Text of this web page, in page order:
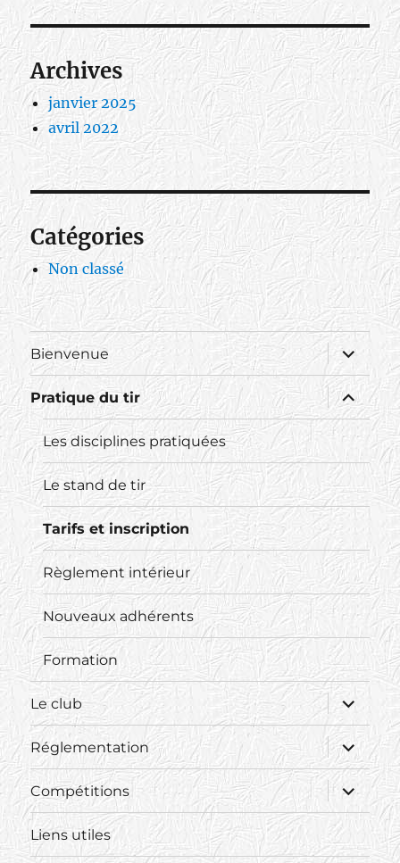
Archives
janvier 2025
avril 2022
Catégories
Non classé
Bienvenue
ouvrir
le
sous-
menu
Pratique du tir
ouvrir
le
sous-
menu
Les disciplines pratiquées
Le stand de tir
Tarifs et inscription
Règlement intérieur
Nouveaux adhérents
Formation
Le club
ouvrir
le
sous-
menu
Réglementation
ouvrir
le
sous-
menu
Compétitions
ouvrir
le
sous-
menu
Liens utiles